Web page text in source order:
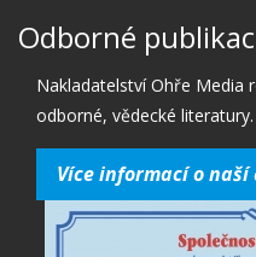
Odborné
Nakladatelství Ohře Media
odborné, vědecké literatury.
Více informací o